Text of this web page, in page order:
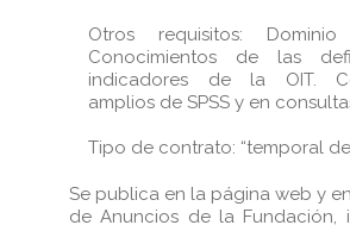
Otros requisitos: Dominio
Conocimientos de las
indicadores de la OIT.
amplios de SPSS y en
Tipo de contrato: “temporal
Se publica en la página web y
de Anuncios de la Fundación,